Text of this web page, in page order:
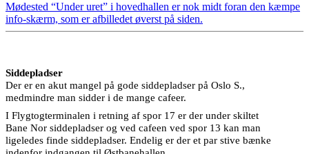
Mødested “Under uret” i hovedhallen er nok midt foran den kæmpe
info-skærm, som er afbilledet øverst på siden.
Siddepladser
Der er en akut mangel på gode siddepladser på Oslo S.,
medmindre man sidder i de mange cafeer.
I Flygtogterminalen i retning af spor 17 er der under skiltet
Bane Nor siddepladser og ved cafeen ved spor 13 kan man
ligeledes finde siddepladser. Endelig er der et par stive bænke